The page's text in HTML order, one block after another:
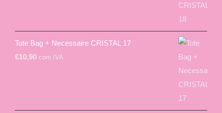
Tote Bag + Necessaire CRISTAL 17
€10,90 com IVA